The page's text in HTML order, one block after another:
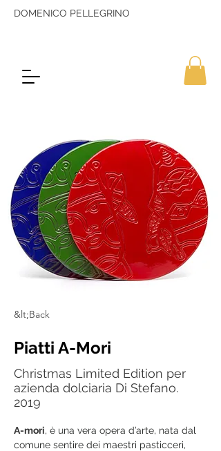
DOMENICO PELLEGRINO
&lt;Back
Piatti A-Mori
Christmas Limited Edition per
azienda dolciaria Di Stefano.
2019
A-mori, è una vera opera d’arte, nata dal
comune sentire dei maestri pasticceri,